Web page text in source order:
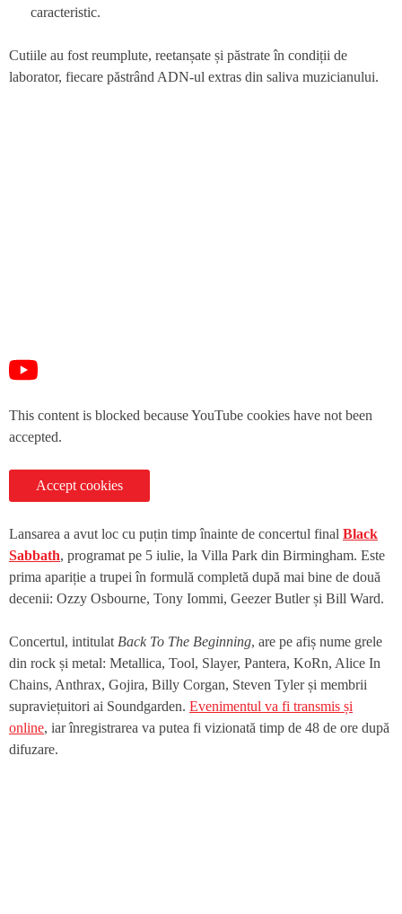
caracteristic.
Cutiile au fost reumplute, reetanșate și păstrate în condiții de
laborator, fiecare păstrând ADN-ul extras din saliva muzicianului.
This content is blocked because YouTube cookies have not been
accepted.
Accept cookies
Lansarea a avut loc cu puțin timp înainte de concertul final Black
Sabbath, programat pe 5 iulie, la Villa Park din Birmingham. Este
prima apariție a trupei în formulă completă după mai bine de două
decenii: Ozzy Osbourne, Tony Iommi, Geezer Butler și Bill Ward.
Concertul, intitulat Back To The Beginning, are pe afiș nume grele
din rock și metal: Metallica, Tool, Slayer, Pantera, KoRn, Alice In
Chains, Anthrax, Gojira, Billy Corgan, Steven Tyler și membrii
supraviețuitori ai Soundgarden. Evenimentul va fi transmis și
online, iar înregistrarea va putea fi vizionată timp de 48 de ore după
difuzare.